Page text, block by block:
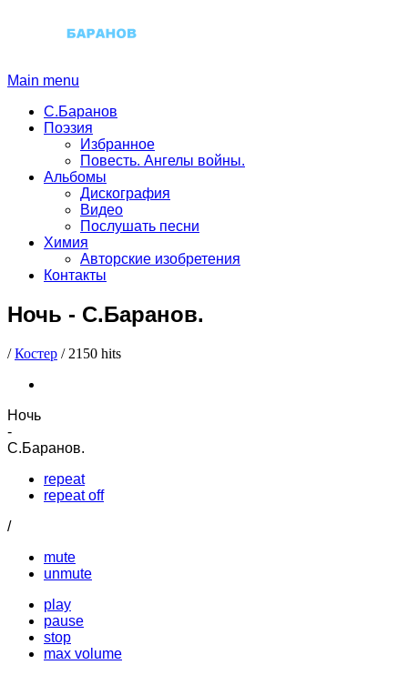
Main menu
С.Баранов
Поэзия
Избранное
Повесть. Ангелы войны.
Альбомы
Дискография
Видео
Послушать песни
Химия
Авторские изобретения
Контакты
Ночь - С.Баранов.
/ Костер /2150 hits
Ночь
-
С.Баранов.
repeat
repeat off
/
mute
unmute
play
pause
stop
max volume